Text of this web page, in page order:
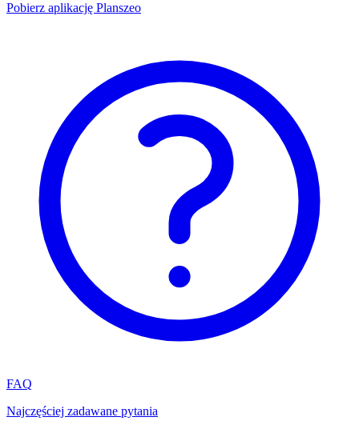
Pobierz aplikację Planszeo
FAQ
Najczęściej zadawane pytania